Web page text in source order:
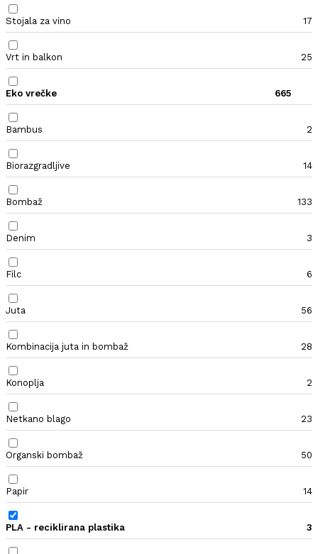
Stojala za vino 17
Vrt in balkon 25
Eko vrečke 665
Bambus 2
Biorazgradljive 14
Bombaž 133
Denim 3
Filc 6
Juta 56
Kombinacija juta in bombaž 28
Konoplja 2
Netkano blago 23
Organski bombaž 50
Papir 14
PLA - reciklirana plastika 3